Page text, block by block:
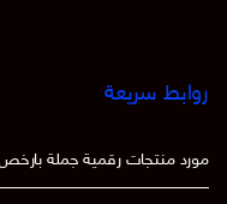
روابط سريعة
مورد منتجات رقمية جملة بارخص